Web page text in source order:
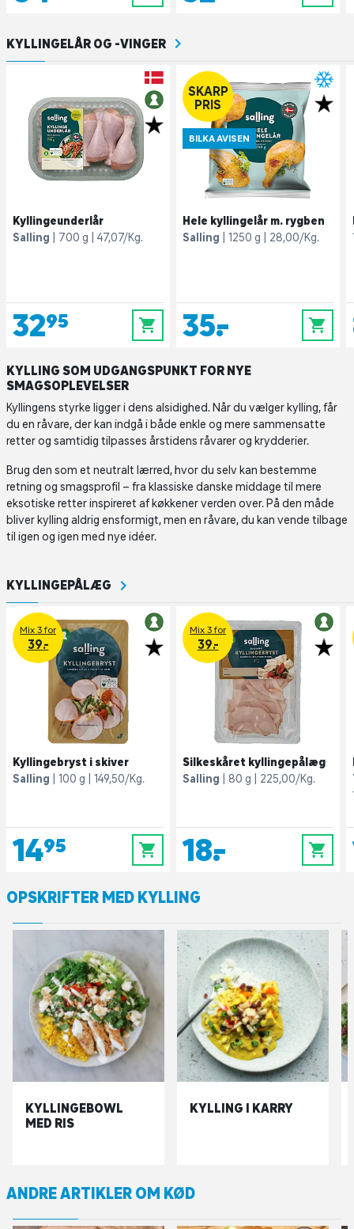
KYLLINGELÅR OG -VINGER
Kyllingeunderlår
Salling
700 g 47,07/Kg.
32,95 0
SKARP
PRIS
BILKA AVISEN
Hele kyllingelår m. rygben
Salling
1250 g 28,00/Kg.
35,- 0
KYLLING SOM UDGANGSPUNKT FOR NYE
SMAGSOPLEVELSER
Kyllingens styrke ligger i dens alsidighed. Når du vælger kylling, får
du en råvare, der kan indgå i både enkle og mere sammensatte
retter og samtidig tilpasses årstidens råvarer og krydderier.
Brug den som et neutralt lærred, hvor du selv kan bestemme
retning og smagsprofil – fra klassiske danske middage til mere
eksotiske retter inspireret af køkkener verden over. På den måde
bliver kylling aldrig ensformigt, men en råvare, du kan vende tilbage
til igen og igen med nye idéer.
KYLLINGEPÅLÆG
Mix 3 for
39.-
Kyllingebryst i skiver
Salling
100 g 149,50/Kg.
14,95 0
Mix 3 for
39.-
Silkeskåret kyllingepålæg
Salling
80 g 225,00/Kg.
18,- 0
OPSKRIFTER MED KYLLING
KYLLINGEBOWL
MED RIS
KYLLING I KARRY
ANDRE ARTIKLER OM KØD